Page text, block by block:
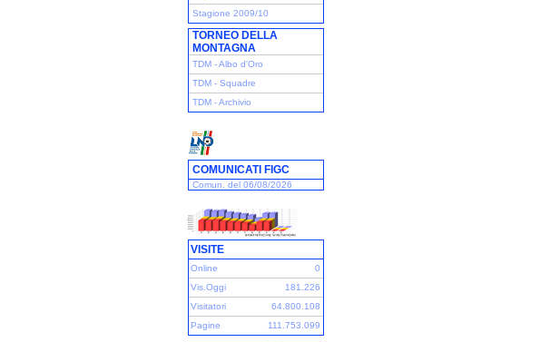
Stagione 2009/10
TORNEO DELLA
MONTAGNA
TDM - Albo d'Oro
TDM - Squadre
TDM - Archivio
COMUNICATI FIGC
Comun. del 06/08/2026
VISITE
Online
0
Vis.Oggi
181.226
Visitatori
64.800.108
Pagine
111.753.099